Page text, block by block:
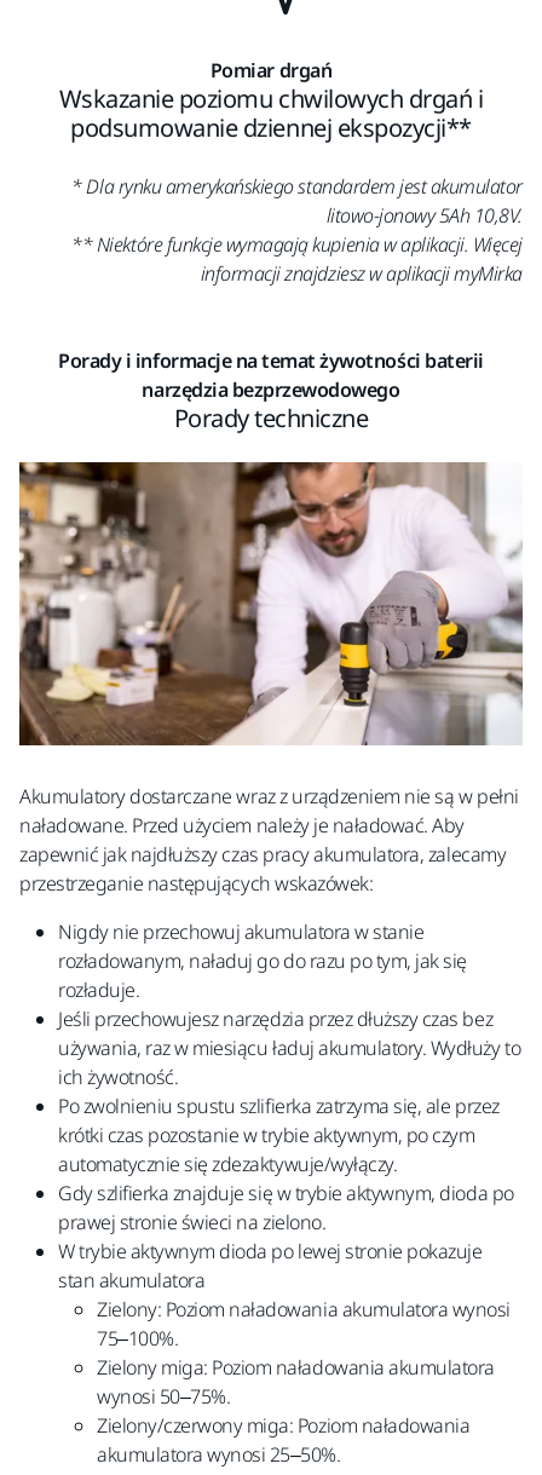
Pomiar drgań
Wskazanie poziomu chwilowych drgań i
podsumowanie dziennej ekspozycji**
* Dla rynku amerykańskiego standardem jest akumulator
litowo-jonowy 5Ah 10,8V.
** Niektóre funkcje wymagają kupienia w aplikacji. Więcej
informacji znajdziesz w aplikacji myMirka
Porady i informacje na temat żywotności baterii
narzędzia bezprzewodowego
Porady techniczne
Akumulatory dostarczane wraz z urządzeniem nie są w pełni
naładowane. Przed użyciem należy je naładować. Aby
zapewnić jak najdłuższy czas pracy akumulatora, zalecamy
przestrzeganie następujących wskazówek:
Nigdy nie przechowuj akumulatora w stanie
rozładowanym, naładuj go do razu po tym, jak się
rozładuje.
Jeśli przechowujesz narzędzia przez dłuższy czas bez
używania, raz w miesiącu ładuj akumulatory. Wydłuży to
ich żywotność.
Po zwolnieniu spustu szlifierka zatrzyma się, ale przez
krótki czas pozostanie w trybie aktywnym, po czym
automatycznie się zdezaktywuje/wyłączy.
Gdy szlifierka znajduje się w trybie aktywnym, dioda po
prawej stronie świeci na zielono.
W trybie aktywnym dioda po lewej stronie pokazuje
stan akumulatora
Zielony: Poziom naładowania akumulatora wynosi
75–100%.
Zielony miga: Poziom naładowania akumulatora
wynosi 50–75%.
Zielony/czerwony miga: Poziom naładowania
akumulatora wynosi 25–50%.